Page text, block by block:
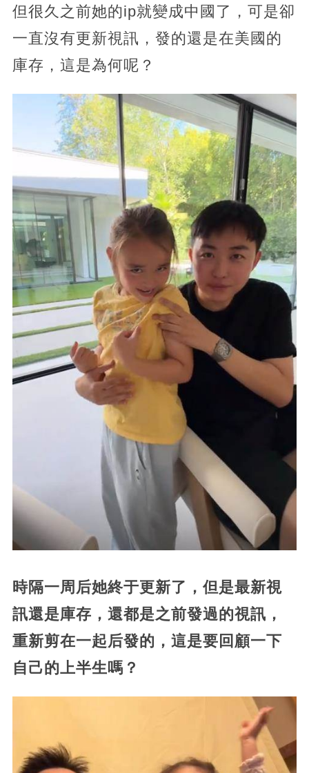
但很久之前她的ip就變成中國了，可是卻
一直沒有更新視訊，發的還是在美國的
庫存，這是為何呢？
時隔一周后她終于更新了，但是最新視
訊還是庫存，還都是之前發過的視訊，
重新剪在一起后發的，這是要回顧一下
自己的上半生嗎？